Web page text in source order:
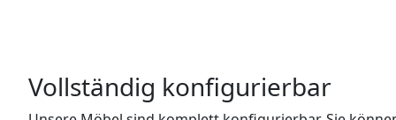
Vollständig konfigurierbar